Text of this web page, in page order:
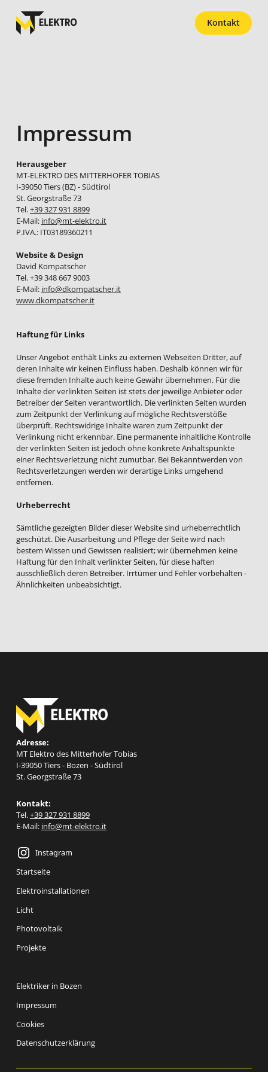
Kontakt
Impressum
Herausgeber
MT-ELEKTRO DES MITTERHOFER TOBIAS
I-39050 Tiers (BZ) - Südtirol
St. Georgstraße 73
Tel.+39 327 931 8899
E-Mail: info@mt-elektro.it
P.IVA.: IT03189360211
Website & Design
David Kompatscher
Tel. +39 348 667 9003
E-Mail: info@dkompatscher.it
www.dkompatscher.it
Haftung für Links
Unser Angebot enthält Links zu externen Webseiten Dritter, auf
deren Inhalte wir keinen Einfluss haben. Deshalb können wir für
diese fremden Inhalte auch keine Gewähr übernehmen. Für die
Inhalte der verlinkten Seiten ist stets der jeweilige Anbieter oder
Betreiber der Seiten verantwortlich. Die verlinkten Seiten wurden
zum Zeitpunkt der Verlinkung auf mögliche Rechtsverstöße
überprüft. Rechtswidrige Inhalte waren zum Zeitpunkt der
Verlinkung nicht erkennbar. Eine permanente inhaltliche Kontrolle
der verlinkten Seiten ist jedoch ohne konkrete Anhaltspunkte
einer Rechtsverletzung nicht zumutbar. Bei Bekanntwerden von
Rechtsverletzungen werden wir derartige Links umgehend
entfernen.
Urheberrecht
Sämtliche gezeigten Bilder dieser Website sind urheberrechtlich
geschützt. Die Ausarbeitung und Pflege der Seite wird nach
bestem Wissen und Gewissen realisiert; wir übernehmen keine
Haftung für den Inhalt verlinkter Seiten, für diese haften
ausschließlich deren Betreiber. Irrtümer und Fehler vorbehalten -
Ähnlichkeiten unbeabsichtigt.
Adresse:
MT Elektro des Mitterhofer Tobias
I-39050 Tiers - Bozen - Südtirol
St. Georgstraße 73
Kontakt:
Tel.+39 327 931 8899
E-Mail: info@mt-elektro.it
Instagram
Startseite
Elektroinstallationen
Licht
Photovoltaik
Projekte
Elektriker in Bozen
Impressum
Cookies
Datenschutzerklärung